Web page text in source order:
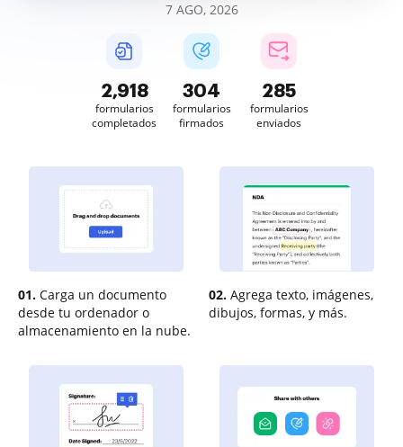
7 AGO, 2026
2,918
formularios
completados
304
formularios
firmados
285
formularios
enviados
01. Carga un documento
desde tu ordenador o
almacenamiento en la nube.
02. Agrega texto, imágenes,
dibujos, formas, y más.